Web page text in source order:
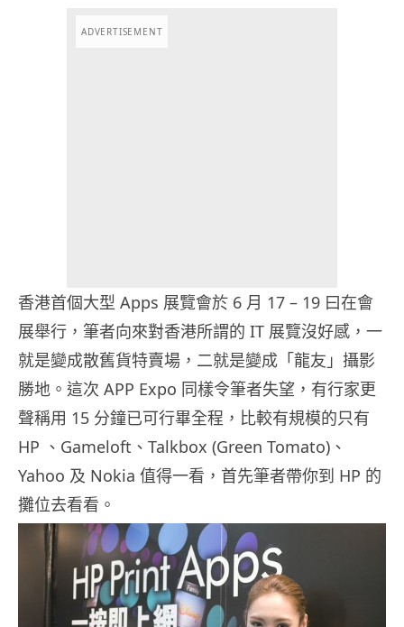
ADVERTISEMENT
香港首個大型 Apps 展覽會於 6 月 17 – 19 曰在會
展舉行，筆者向來對香港所謂的 IT 展覽沒好感，一
就是變成散舊貨特賣場，二就是變成「龍友」攝影
勝地。這次 APP Expo 同樣令筆者失望，有行家更
聲稱用 15 分鐘已可行畢全程，比較有規模的只有
HP 、Gameloft、Talkbox (Green Tomato)、
Yahoo 及 Nokia 值得一看，首先筆者帶你到 HP 的
攤位去看看。